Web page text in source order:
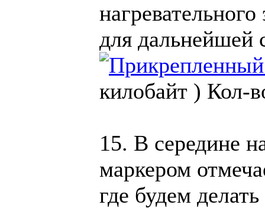
нагревательного
для дальнейшей
килобайт ) Кол-
15. В середине
маркером
где будем